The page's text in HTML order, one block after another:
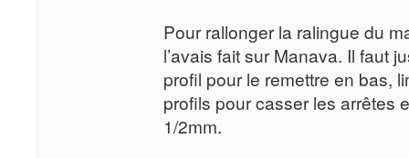
Pour rallonger la ralingue du
l’avais fait sur Manava. Il faut
profil pour le remettre en bas,
profils pour casser les arrêtes
1/2mm.